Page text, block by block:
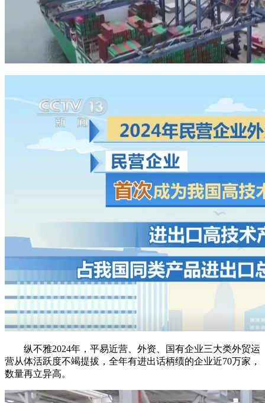
纵不雅2024年，平易近营、外资、国有企业三大类外贸运
营从体活跃度不竭提拔，全年有进出话柄绩的企业近70万家，
数量再立异高。